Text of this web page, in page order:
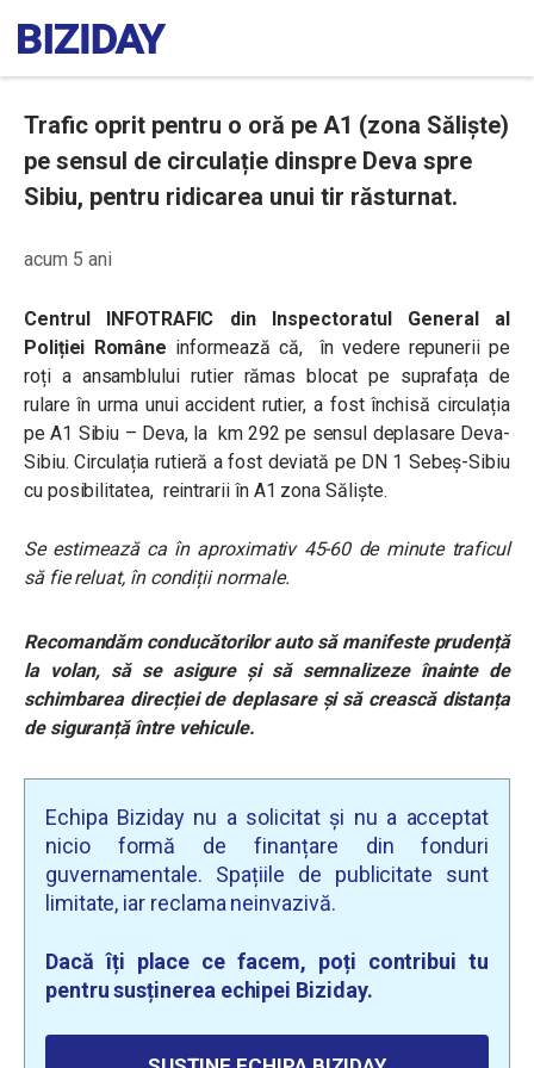
Trafic oprit pentru o oră pe A1 (zona Săliște)
pe sensul de circulație dinspre Deva spre
Sibiu, pentru ridicarea unui tir răsturnat.
acum 5 ani
Centrul INFOTRAFIC din Inspectoratul General al
Poliției Române informează că, în vedere repunerii pe
roți a ansamblului rutier rămas blocat pe suprafața de
rulare în urma unui accident rutier, a fost închisă circulația
pe A1 Sibiu – Deva, la km 292 pe sensul deplasare Deva-
Sibiu. Circulația rutieră a fost deviată pe DN 1 Sebeș-Sibiu
cu posibilitatea, reintrarii în A1 zona Săliște.
Se estimează ca în aproximativ 45-60 de minute traficul
să fie reluat, în condiții normale.
Recomandăm conducătorilor auto să manifeste prudență
la volan, să se asigure şi să semnalizeze înainte de
schimbarea direcției de deplasare și să crească distanța
de siguranță între vehicule.
Echipa Biziday nu a solicitat și nu a acceptat
nicio formă de finanțare din fonduri
guvernamentale. Spațiile de publicitate sunt
limitate, iar reclama neinvazivă.
Dacă îți place ce facem, poți contribui tu
pentru susținerea echipei Biziday.